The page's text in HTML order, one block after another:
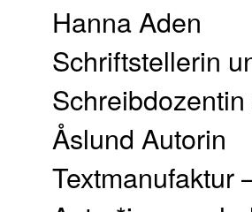
Hanna Aden
Schriftstellerin
Åslund Autorin
Textmanufaktur